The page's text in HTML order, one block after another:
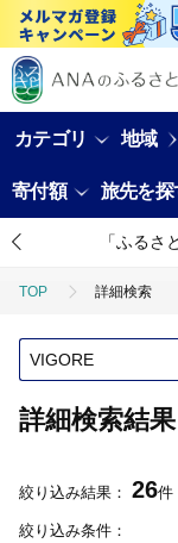
カテゴリ 地域
寄付額 旅先を探
「ふるさ
TOP 詳細検索
詳細検索結果
絞り込み結果： 26件
絞り込み条件：